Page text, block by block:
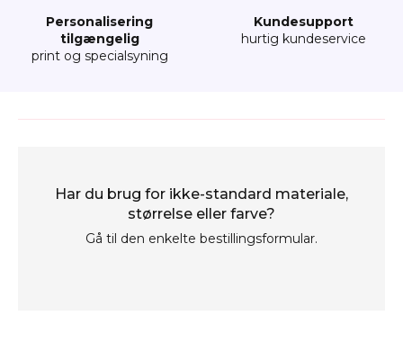
Personalisering
tilgængelig
print og specialsyning
Kundesupport
hurtig kundeservice
Har du brug for ikke-standard materiale,
størrelse eller farve?
Gå til den enkelte bestillingsformular.